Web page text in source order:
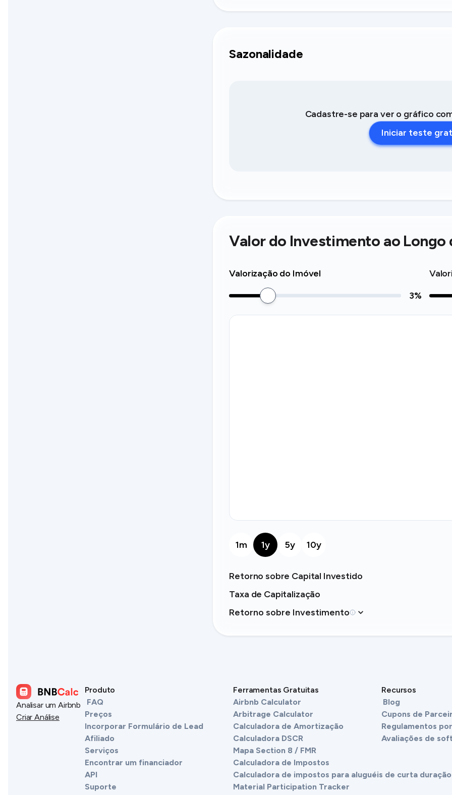
Sazonalidade
Cadastre-se para ver o gráfico
Iniciar teste
Valor do Investimento ao Longo
Valorização do Imóvel
3%
1m 1y 5y 10y
Retorno sobre Capital Investido
Taxa de Capitalização
Retorno sobre Investimento
Analisar um Airbnb
Criar Análise
Produto
FAQ
Preços
Incorporar Formulário de Lead
Afiliado
Serviços
Encontrar um financiador
API
Suporte
Ferramentas Gratuitas
Airbnb Calculator
Arbitrage Calculator
Calculadora de Amortização
Calculadora DSCR
Mapa Section 8 / FMR
Calculadora de Impostos
Calculadora de impostos para aluguéis de curta duração
Material Participation Tracker
Recursos
Blog
Cupons de
Regulamentos
Avaliações de